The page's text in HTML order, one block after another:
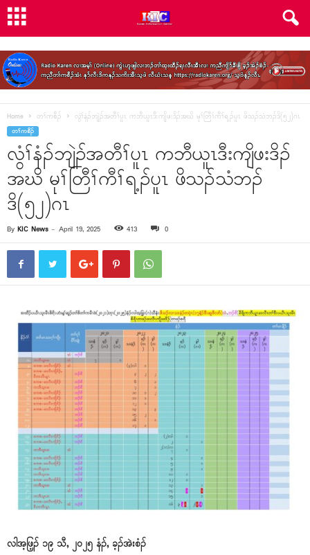
Home တၢ်ကစီၣ် လွံၢ်နံၣ်ဘျဲၣ်အတီၢ်ပူၤ ကဘီယူၤဒီးကျိဖးဒိၣ်အဃိ မုၢ်တြီၢ်ကီၢ်ရ့ၣ်ပူၤ ဖိသၣ်သံဘၣ်ဒိ(၅၂)ဂၤ
တၢ်ကစီၣ်
လွံၢ်နံၣ်ဘျဲၣ်အတီၢ်ပူၤ ကဘီယူၤဒီးကျိဖးဒိၣ်
အဃိ မုၢ်တြီၢ်ကီၢ်ရ့ၣ်ပူၤ ဖိသၣ်သံဘၣ်
ဒိ(၅၂)ဂၤ
By KIC News - April 19, 2025 413 0
လါအ့ဖြ့ၣ် ၁၉ သီ, ၂၀၂၅ နံၣ်, ခ့ၣ်အဲးစံၣ်